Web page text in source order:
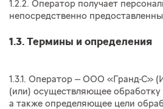
1.2.2. Оператор получает
непосредственно
1.3. Термины и определения
1.3.1. Оператор --- ООО «Гранд-С»
(или) осуществляющее обработку
а также определяющее цели